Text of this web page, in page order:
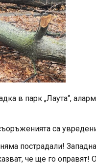
в парк „Лаута“,
са
пострадали!
че ще го оправят!